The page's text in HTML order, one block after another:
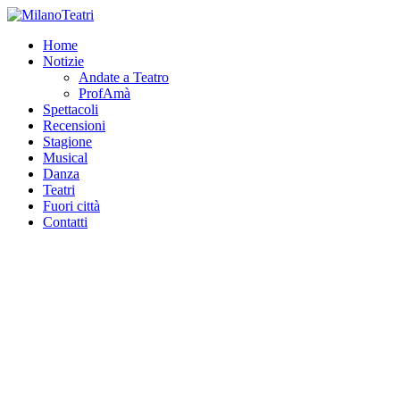
Home
Notizie
Andate a Teatro
ProfAmà
Spettacoli
Recensioni
Stagione
Musical
Danza
Teatri
Fuori città
Contatti